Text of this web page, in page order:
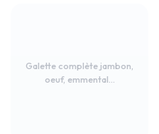
Galette complète jambon,
oeuf, emmental...